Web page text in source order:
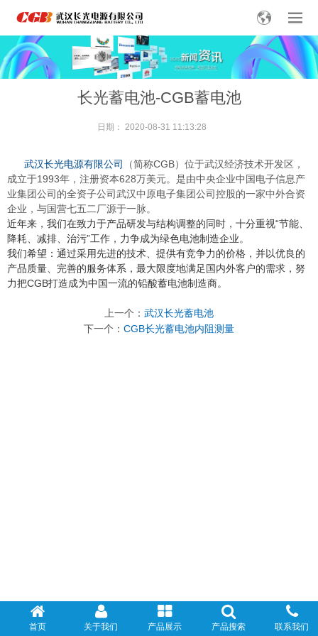
长光蓄电池-CGB蓄电池
日期： 2020-08-31 11:13:28
武汉长光电源有限公司
（简称CGB）位于武汉经济技术开发区，
成立于1993年，注册资本628万美元。是由中央企业中国电子信息产
业集团公司的全资子公司武汉中原电子集团公司控股的一家中外合资
企业，与国营七五二厂源于一脉。
近年来，我们在致力于产品研发与结构调整的同时，十分重视“节能、
降耗、减排、治污”工作，力争成为绿色电池制造企业。
我们希望：通过采用先进的技术、提供有竞争力的价格，并以优良的
产品质量、完善的服务体系，最大限度地满足国内外客户的需求，努
力把CGB打造成为中国一流的铅酸蓄电池制造商。
上一个： 武汉长光蓄电池
下一个： CGB长光蓄电池内阻测量
首页 关于我们 产品展示 产品搜索 联系我们